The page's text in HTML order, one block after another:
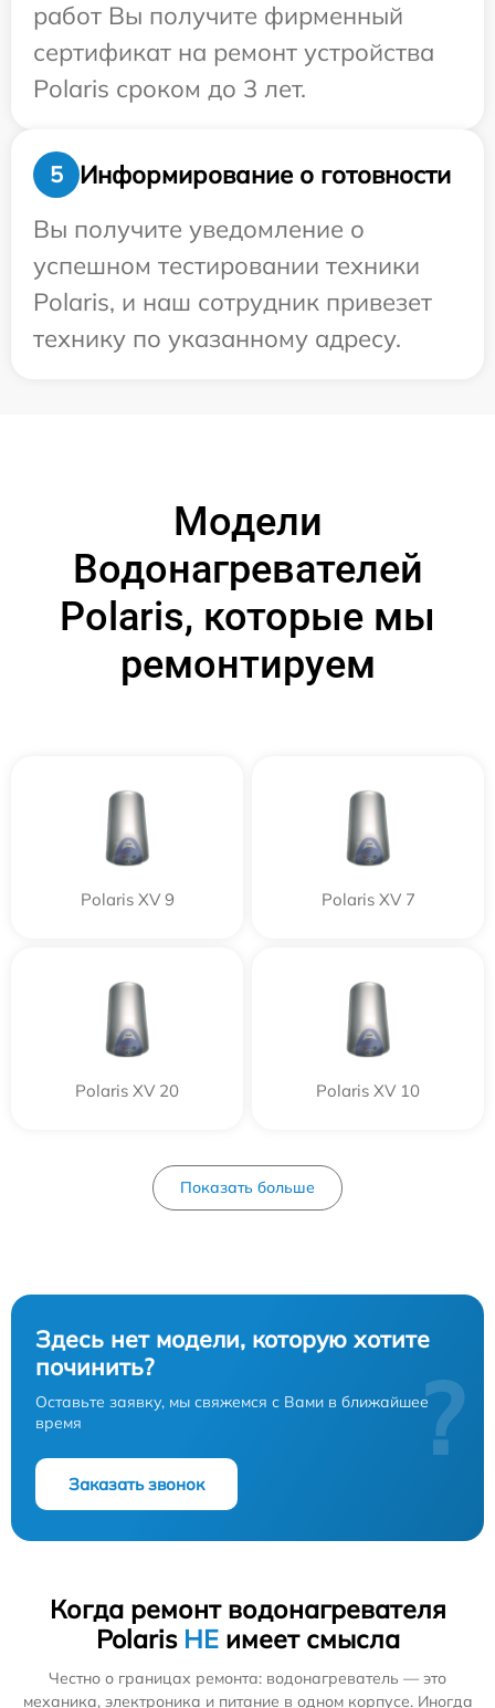
работ Вы получите фирменный
сертификат на ремонт устройства
Polaris сроком до 3 лет.
5
Информирование о готовности
Вы получите уведомление о
успешном тестировании техники
Polaris, и наш сотрудник привезет
технику по указанному адресу.
Модели
Водонагревателей
Polaris, которые мы
ремонтируем
Polaris XV 9 Polaris XV 7
Polaris XV 20 Polaris XV 10
Показать больше
Здесь нет модели, которую хотите
починить?
Оставьте заявку, мы свяжемся с Вами в ближайшее
время
Заказать звонок
?
Когда ремонт водонагревателя
Polaris НЕимеет смысла
Честно о границах ремонта: водонагреватель — это
механика, электроника и питание в одном корпусе. Иногда